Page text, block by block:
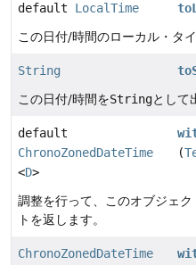
default LocalTime
この日付/時間のローカル・タ
String
この日付/時間をStringとして
default
ChronoZonedDateTime
<D>
(
調整を行って、このオブジェ
トを返します。
ChronoZonedDateTime